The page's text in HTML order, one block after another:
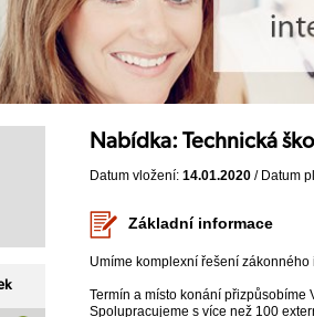
Nabídka: Technická
Datum vložení: 14.01.2020 / Datum
Základní informace
Umíme komplexní řešení
Termín a místo konání přizpůsobíme
Spolupracujeme s více než 100